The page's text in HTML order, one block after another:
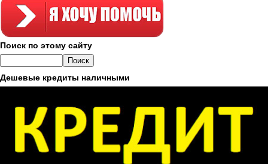
Поиск по этому сайту
Дешевые кредиты наличными